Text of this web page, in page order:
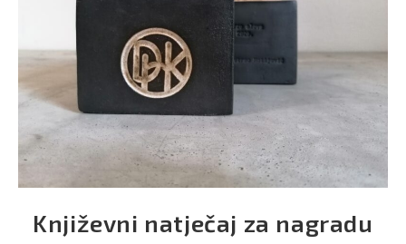
Književni natječaj za nagradu